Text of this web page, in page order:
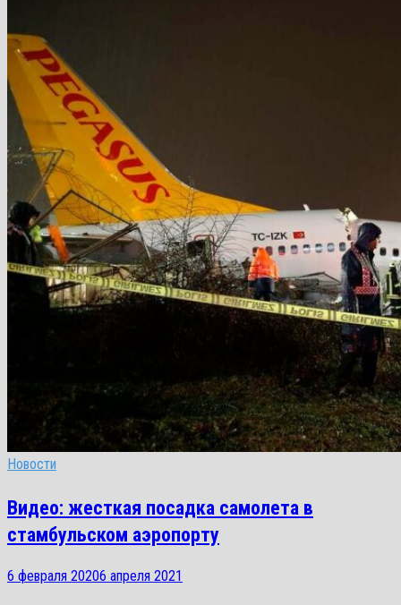
Новости
Видео: жесткая посадка самолета в
стамбульском аэропорту
6 февраля 20206 апреля 2021